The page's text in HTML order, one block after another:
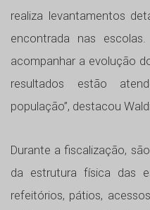
realiza levantamentos
encontrada nas
acompanhar a evolução
resultados estão
população”, destacou
Durante a fiscalização,
da estrutura física das
refeitórios, pátios,